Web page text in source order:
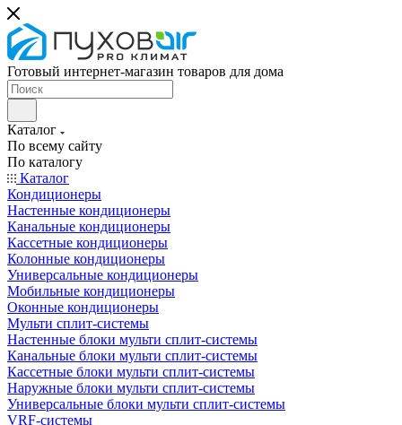
Готовый интернет-магазин товаров для дома
Каталог
По всему сайту
По каталогу
Каталог
Кондиционеры
Настенные кондиционеры
Канальные кондиционеры
Кассетные кондиционеры
Колонные кондиционеры
Универсальные кондиционеры
Мобильные кондиционеры
Оконные кондиционеры
Мульти сплит-системы
Настенные блоки мульти сплит-системы
Канальные блоки мульти сплит-системы
Кассетные блоки мульти сплит-системы
Наружные блоки мульти сплит-системы
Универсальные блоки мульти сплит-системы
VRF-системы